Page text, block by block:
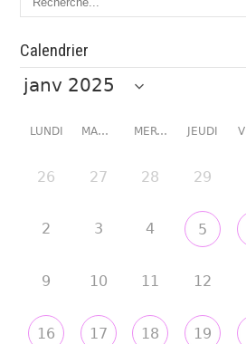
Calendrier
LUNDI MARDI MERCREDI JEUDI
26 27 28 29
2 3 4 5
9 10 11 12
16 17 18 19